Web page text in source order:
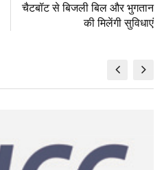
p
t
चैटबॉट से बिजली बिल और भुगतान
की मिलेंगी सुविधाएं